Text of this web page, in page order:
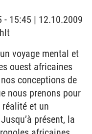
15:45 | 12.10.2009
voyage mental et
ouest africaines
conceptions de
nous prenons pour
et un
présent, la